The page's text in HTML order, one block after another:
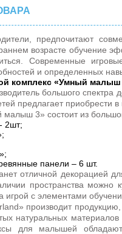
предпочитают
возрасте обучение
Современные
и определенных
комплекс «Умный малыш
большого спектра
предлагает приобрести
3» состоит из
2шт;
панели – 6 шт.
отличной декорацией
пространства можно
игрой с элементами
производит
натуральных
для малышей